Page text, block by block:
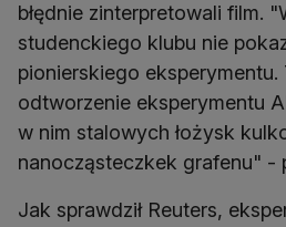
błędnie zinterpretowali film.
studenckiego klubu nie
pionierskiego eksperymentu.
odtworzenie eksperymentu
w nim stalowych łożysk
nanocząsteczkek grafenu" -
Jak sprawdził Reuters,